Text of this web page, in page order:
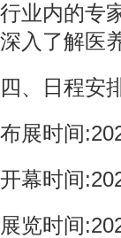
行业内的专
深入了解医
四、日程安
布展时间
开幕时间
展览时间